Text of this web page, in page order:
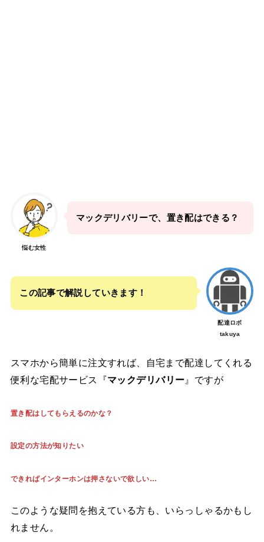
悩む女性
マックデリバリーで、置き配はできる？
配達ロボ
takuya
この記事で解説していきます！
スマホから簡単に注文すれば、自宅まで配達してくれる
便利な宅配サービス『マックデリバリー 』ですが
置き配はしてもらえるのかな？
設定の方法が知りたい
できればインターホンは押さないで欲しい…
このような疑問を抱えている方も、いらっしゃるかもし
れません。